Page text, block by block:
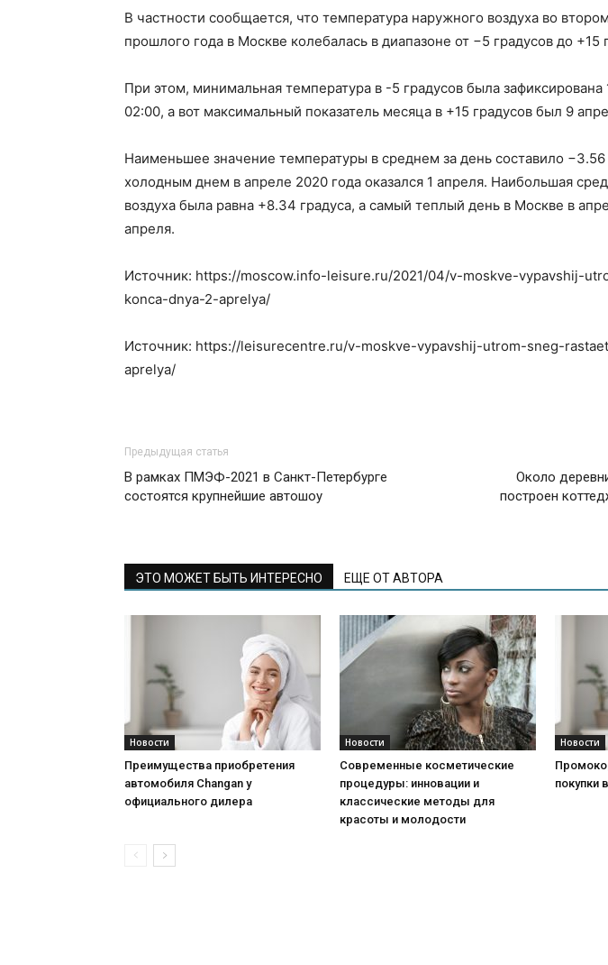
В частности сообщается, что температура наружного воздуха во
прошлого года в Москве колебалась в диапазоне от −5 градусов до +15
При этом, минимальная температура в -5 градусов была зафиксирована
02:00, а вот максимальный показатель месяца в +15 градусов был 9
Наименьшее значение температуры в среднем за день составило
холодным днем в апреле 2020 года оказался 1 апреля. Наибольшая
воздуха была равна +8.34 градуса, а самый теплый день в Москве в
апреля.
Источник: https://moscow.info-leisure.ru/2021/04/v-moskve-vypavshij-
konca-dnya-2-aprelya/
Источник: https://leisurecentre.ru/v-moskve-vypavshij-utrom-sneg-
aprelya/
Предыдущая статья
В рамках ПМЭФ-2021 в Санкт-Петербурге
состоятся крупнейшие автошоу
Около
построен
ЭТО МОЖЕТ БЫТЬ ИНТЕРЕСНО ЕЩЕ ОТ АВТОРА
Новости
Преимущества приобретения
автомобиля Changan у
официального дилера
Новости
Современные косметические
процедуры: инновации и
классические методы для
красоты и молодости
Новости
покупки